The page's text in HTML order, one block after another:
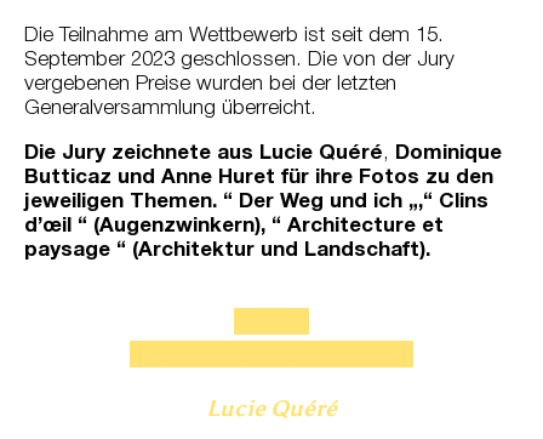
Die Teilnahme am Wettbewerb ist seit dem 15.
September 2023 geschlossen. Die von der Jury
vergebenen Preise wurden bei der letzten
Generalversammlung überreicht.
Die Jury zeichnete aus Lucie Quéré,
Dominique
Butticaz und Anne Huret für ihre Fotos zu den
jeweiligen Themen. “ Der Weg und ich „,“ Clins
d’œil “ (Augenzwinkern), “ Architecture et
paysage “ (Architektur und Landschaft).
Lucie Quéré